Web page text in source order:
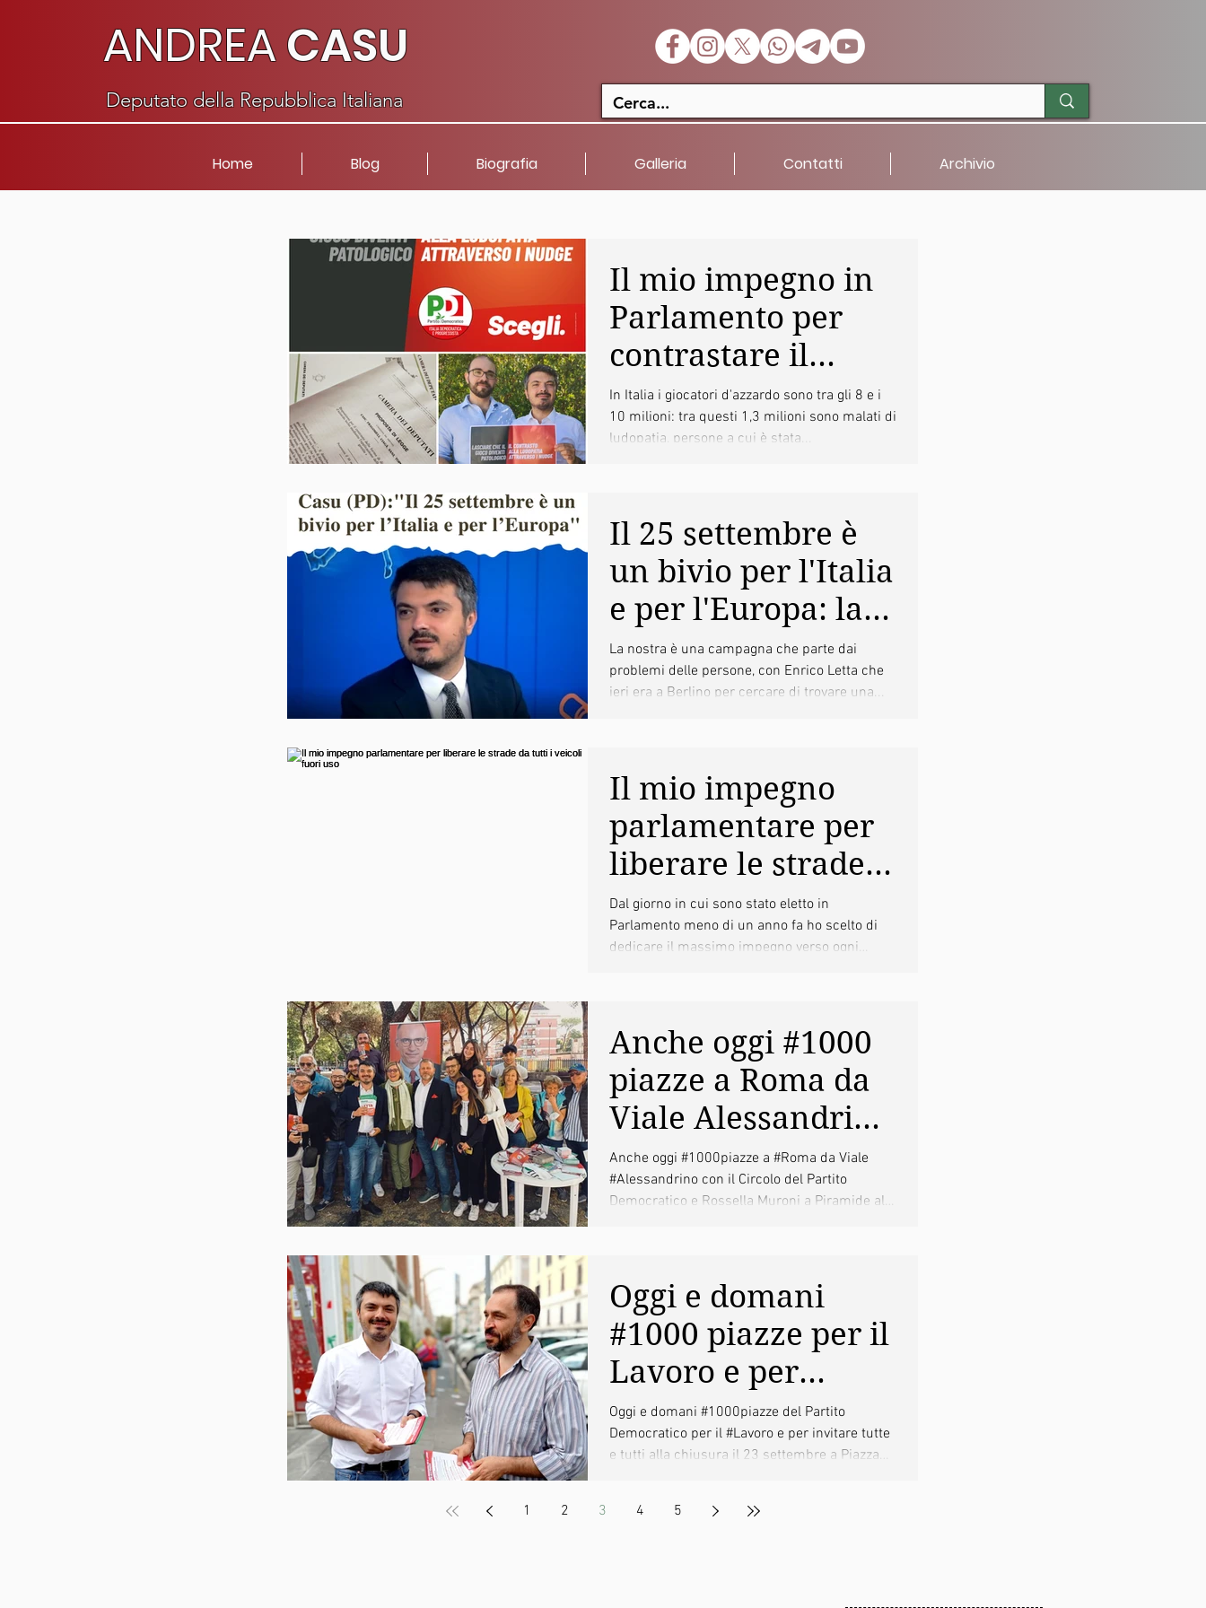
ANDREACASU
Deputato della Repubblica Italiana
Home Blog Biografia Galleria Contatti Archivio
Il mio impegno in
Parlamento per
contrastare il
fenomeno della
ludopatia
In Italia i giocatori d'azzardo sono tra gli 8 e i
10 milioni: tra questi 1,3 milioni sono malati di
ludopatia, persone a cui è stata...
Il 25 settembre è
un bivio per l'Italia
e per l'Europa: la
mia intervista su Il
Riformista Tv
La nostra è una campagna che parte dai
problemi delle persone, con Enrico Letta che
ieri era a Berlino per cercare di trovare una...
Il mio impegno
parlamentare per
liberare le strade
da tutti i veicoli
fuori uso
Dal giorno in cui sono stato eletto in
Parlamento meno di un anno fa ho scelto di
dedicare il massimo impegno verso ogni
Anche oggi #1000
piazze a Roma da
Viale Alessandrino
a Piramide
Anche oggi #1000piazze a #Roma da Viale
#Alessandrino con il Circolo del Partito
Democratico e Rossella Muroni a Piramide al
Oggi e domani
#1000 piazze per il
Lavoro e per
invitare tutte e
tutti alla chiusura
Oggi e domani #1000piazze del Partito
Democratico per il #Lavoro e per invitare tutte
e tutti alla chiusura il 23 settembre a Piazza
1
2 3 4 5